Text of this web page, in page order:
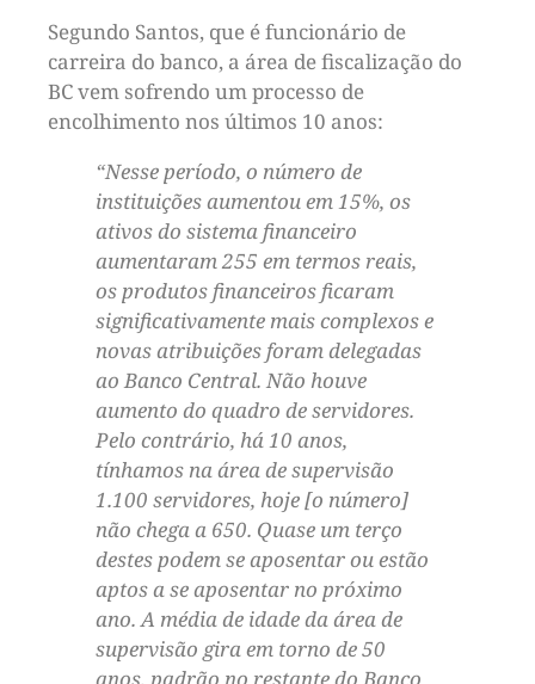
Segundo Santos, que é funcionário de
carreira do banco, a área de fiscalização do
BC vem sofrendo um processo de
encolhimento nos últimos 10 anos:
“Nesse período, o número de
instituições aumentou em 15%, os
ativos do sistema financeiro
aumentaram 255 em termos reais,
os produtos financeiros ficaram
significativamente mais complexos e
novas atribuições foram delegadas
ao Banco Central. Não houve
aumento do quadro de servidores.
Pelo contrário, há 10 anos,
tínhamos na área de supervisão
1.100 servidores, hoje [o número]
não chega a 650. Quase um terço
destes podem se aposentar ou estão
aptos a se aposentar no próximo
ano. A média de idade da área de
supervisão gira em torno de 50